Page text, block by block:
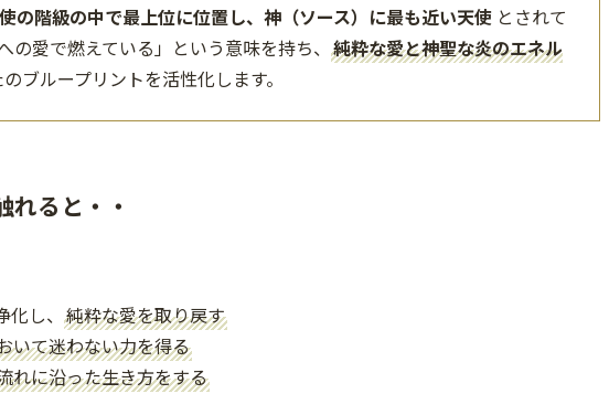
の階級の中で最上位に位置し、神（ソース）に最も近い天使 とされて
の愛で燃えている」という意味を持ち、 純粋な愛と神聖な炎のエネル
ブループリントを活性化します。
ると・・
し、 純粋な愛を取り戻す
いて迷わない力を得る
れに沿った生き方をする